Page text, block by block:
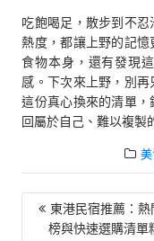
吃飽喝足，散步到不
熱度，都讓上野的記
食物本身，還有發現
感。下次來上野，別
這份真心換來的清單
回屬於自己、難以複製
文 東港民宿推薦：熱
榜與快速選購清單